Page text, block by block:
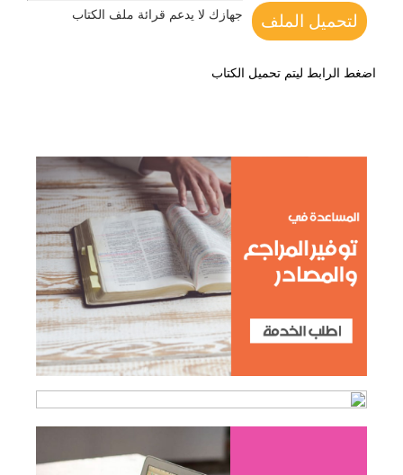
لتحميل الملف جهازك لا يدعم قرائة ملف الكتاب
اضغط الرابط ليتم تحميل الكتاب